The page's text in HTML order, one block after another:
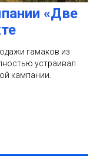
«Две
гамаков из
устраивал
кампании.